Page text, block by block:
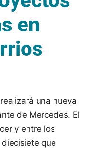
en
una nueva
de Mercedes. El
y entre los
que